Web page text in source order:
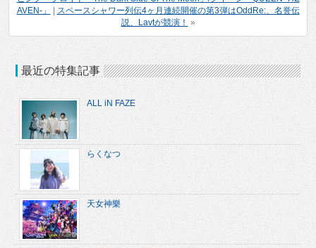
AVEN-」
スペースシャワー列伝4ヶ月連続開催の第3弾はOddRe:、名誉伝
説、Lavtが競演！ »
最近の特集記事
ALL iN FAZE
らくなつ
天女神樂